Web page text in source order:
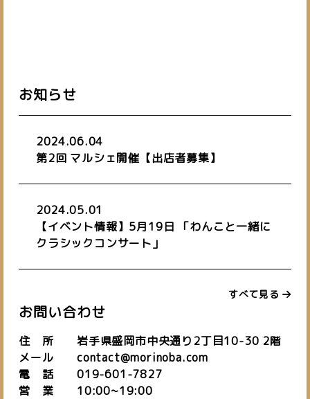
お知らせ
2024.06.04
第2回 マルシェ開催【出店者募集】
2024.05.01
【イベント情報】5月19日 「わんこと一緒に
クラシックコンサート」
すべて見る
お問い合わせ
住 所 岩手県盛岡市中央通り2丁目10-30 2階
メール contact@morinoba.com
電 話 019-601-7827
営 業 10:00~19:00